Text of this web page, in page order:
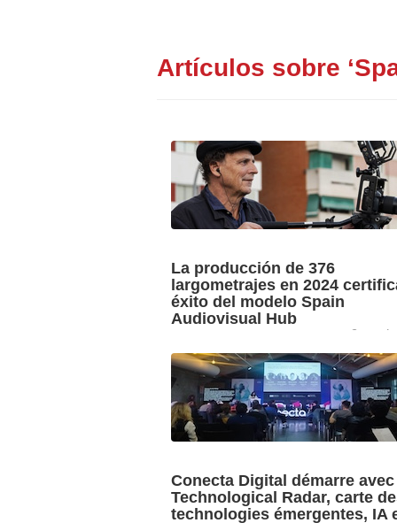
Artículos sobre
La producción de 376
largometrajes en 2024
éxito del modelo Spain
Audiovisual Hub
9
El tercer informe anual sobre el sector
audiovisual en España, una iniciativa
Spain Audiovisual Hub (Ministerio para
transformación digital y de la ...
Conecta Digital démarre avec
Technological Radar, carte
technologies émergentes, IA